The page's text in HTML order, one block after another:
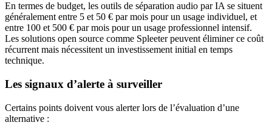
En termes de budget, les outils de séparation audio par IA se situent
généralement entre 5 et 50 € par mois pour un usage individuel, et
entre 100 et 500 € par mois pour un usage professionnel intensif.
Les solutions open source comme Spleeter peuvent éliminer ce coût
récurrent mais nécessitent un investissement initial en temps
technique.
Les signaux d’alerte à surveiller
Certains points doivent vous alerter lors de l’évaluation d’une
alternative :